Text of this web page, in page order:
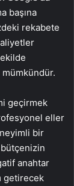
başına
rekabete
mümkündür.
geçirmek
eller
bir
anahtar
getirecek